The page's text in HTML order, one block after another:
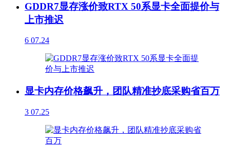
GDDR7显存涨价致RTX 50系显卡全面提价与
上市推迟
6 07.24
显卡内存价格飙升，团队精准抄底采购省百万
3 07.25